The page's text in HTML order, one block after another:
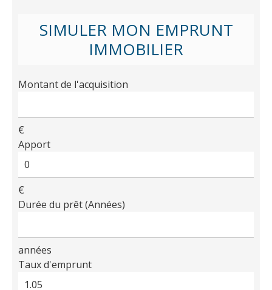
SIMULER MON EMPRUNT
IMMOBILIER
Montant de l'acquisition
€
Apport
€
Durée du prêt (Années)
années
Taux d'emprunt